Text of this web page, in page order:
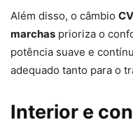
Além disso, o câmbio
marchas prioriza o
potência suave e
adequado tanto para o
Interior e